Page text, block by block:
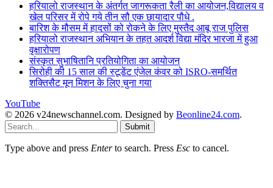
हरियालो राजस्थान के अंतर्गत जागरूकता रैली का आयोजन,विद्यालय व
खेल परिसर में रोपे गये तीन सौ एक छायादार पौधे .
बारिश के मौसम में हादसों को रोकने के लिए मुस्तैद आबू राज पुलिस
हरियालो राजस्थान अभियान के तहत आदर्श विद्या मंदिर भारजा में हुआ
वृक्षारोपण
संस्कृत सुभाषितानि प्रतियोगिता का आयोजन
सिरोही की 15 साल की स्टूडेंट एंजेल कंवर को ISRO-समर्थित
शक्तिसैट मून मिशन के लिए चुना गया
YouTube
© 2026 v24newschannel.com. Designed by Beonline24.com.
Submit
Type above and press Enterto search. Press Esc to cancel.